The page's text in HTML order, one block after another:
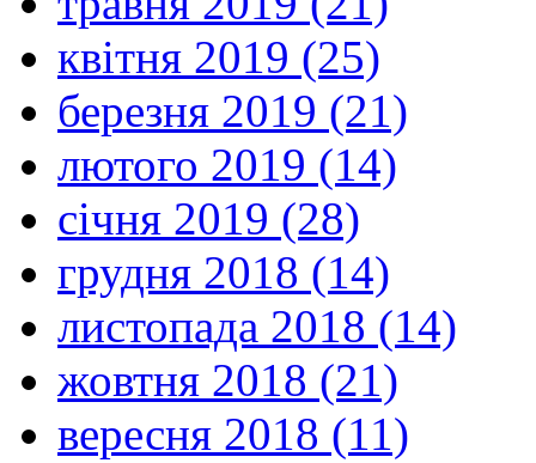
квітня 2019 (25)
березня 2019 (21)
лютого 2019 (14)
січня 2019 (28)
грудня 2018 (14)
листопада 2018 (14)
жовтня 2018 (21)
вересня 2018 (11)